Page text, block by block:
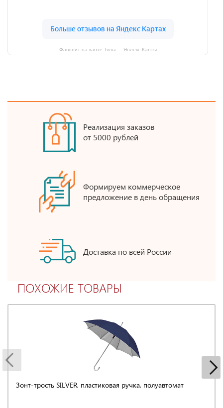
Фаворит на карте Тулы — Яндекс Карты
Реализация заказов
от 5000 рублей
Формируем коммерческое
предложение в день обращения
Доставка по всей России
ПОХОЖИЕ ТОВАРЫ
Зонт-трость SILVER, пластиковая ручка, полуавтомат